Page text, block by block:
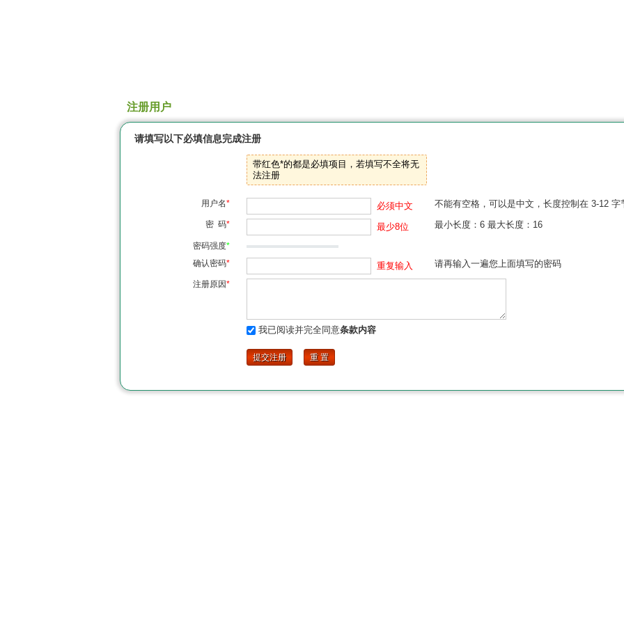
注册用户
请填写以下必填信息完成注册
带红色*的都是必填项目，若填写不全将无
法注册
用户名* 必须中文 不能有空格，可以是中文，长度控制在 3-12 字
密 码* 最少8位 最小长度：6 最大长度：16
密码强度*
确认密码* 重复输入 请再输入一遍您上面填写的密码
注册原因*
我已阅读并完全同意条款内容